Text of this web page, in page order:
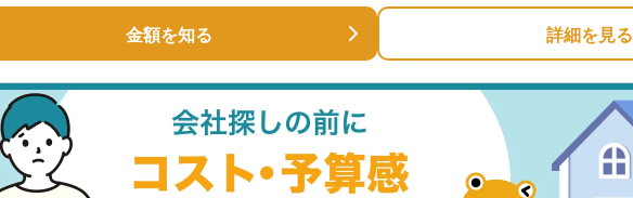
金額を知る 詳細を見る